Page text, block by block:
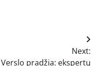
Next:
Verslo pradžia: ekspertų